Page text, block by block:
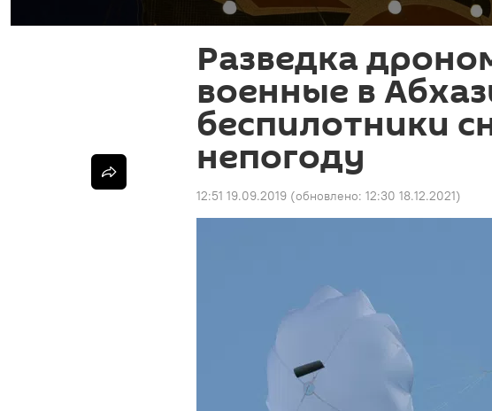
Разведка
военные в
беспилотники
непогоду
12:51 19.09.2019 (обновлено: 12:30 18.12.2021)